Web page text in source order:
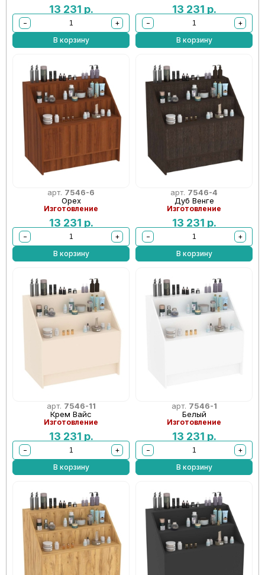
13 231 р.
−
+
В корзину
13 231 р.
−
+
В корзину
арт. 7546-6
Орех
Изготовление
13 231 р.
−
+
В корзину
арт. 7546-4
Дуб Венге
Изготовление
13 231 р.
−
+
В корзину
арт. 7546-11
Крем Вайс
Изготовление
13 231 р.
−
+
В корзину
арт. 7546-1
Белый
Изготовление
13 231 р.
−
+
В корзину